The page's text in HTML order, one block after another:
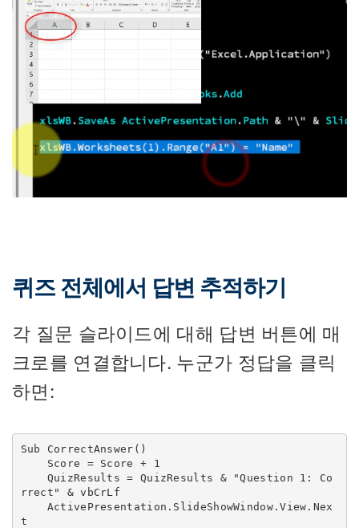
퀴즈 전체에서 답변 추적하기
각 질문 슬라이드에 대해 답변 버튼에 매
크로를 연결합니다. 누군가 정답을 클릭
하면:
Sub CorrectAnswer()
rrect" & vbCrLf
t